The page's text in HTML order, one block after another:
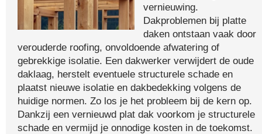
vernieuwing.
Dakproblemen bij platte
daken ontstaan vaak door
verouderde roofing, onvoldoende afwatering of
gebrekkige isolatie. Een dakwerker verwijdert de oude
daklaag, herstelt eventuele structurele schade en
plaatst nieuwe isolatie en dakbedekking volgens de
huidige normen. Zo los je het probleem bij de kern op.
Dankzij een vernieuwd plat dak voorkom je structurele
schade en vermijd je onnodige kosten in de toekomst.